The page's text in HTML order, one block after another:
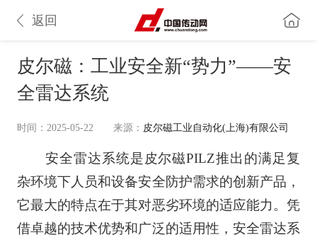
返回
皮尔磁：工业安全新“势力”——安
全雷达系统
时间：2025-05-22 来源： 皮尔磁工业自动化(上海)有限公司
安全雷达系统是皮尔磁PILZ推出的满足复
杂环境下人员和设备安全防护需求的创新产品，
它最大的特点在于其对恶劣环境的适应能力。凭
借卓越的技术优势和广泛的适用性，安全雷达系